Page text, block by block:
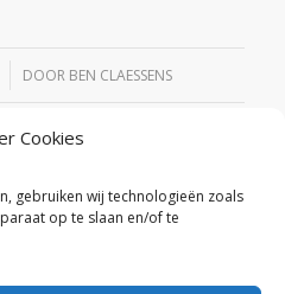
Cookies
gebruiken wij technologieën zoals
op te slaan en/of te
DOOR BEN CLAESSENS